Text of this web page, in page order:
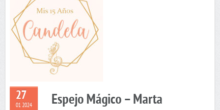
27
01 2024 Espejo Mágico – Marta